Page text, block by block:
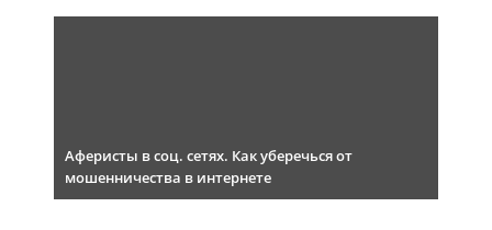
Аферисты в соц. сетях. Как уберечься от
мошенничества в интернете